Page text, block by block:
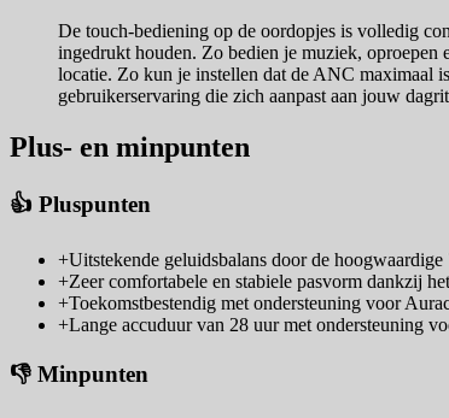
De touch-bediening op de oordopjes is volledig
ingedrukt houden. Zo bedien je muziek, oproepen
locatie. Zo kun je instellen dat de ANC maximaal
gebruikerservaring die zich aanpast aan jouw
Plus- en minpunten
👍 Pluspunten
+Uitstekende geluidsbalans door de hoogwaardige
+Zeer comfortabele en stabiele pasvorm dankzij
+Toekomstbestendig met ondersteuning voor
+Lange accuduur van 28 uur met ondersteuning
👎 Minpunten